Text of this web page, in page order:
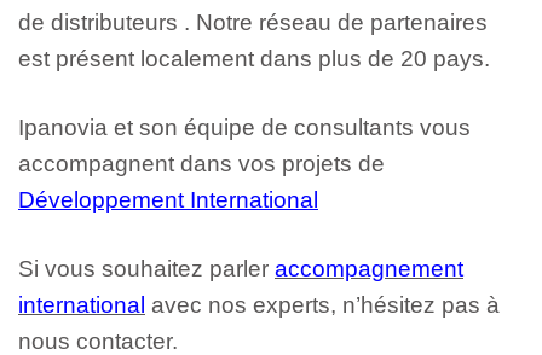
de distributeurs . Notre réseau de partenaires
est présent localement dans plus de 20 pays.
Ipanovia et son équipe de consultants vous
accompagnent dans vos projets de
Développement International
Si vous souhaitez parler accompagnement
international avec nos experts, n’hésitez pas à
nous contacter.